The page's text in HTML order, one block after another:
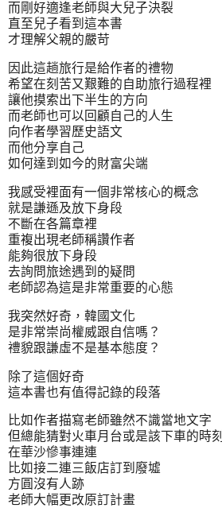
而剛好適逢老師與大兒子決裂
直至兒子看到這本書
才理解父親的嚴苛
因此這趟旅行是給作者的禮物
希望在刻苦又艱難的自助旅行過程裡
讓他摸索出下半生的方向
而老師也可以回顧自己的人生
向作者學習歷史語文
而他分享自己
如何達到如今的財富尖端
我感受裡面有一個非常核心的概念
就是謙遜及放下身段
不斷在各篇章裡
重複出現老師稱讚作者
能夠很放下身段
去詢問旅途遇到的疑問
老師認為這是非常重要的心態
我突然好奇，韓國文化
是非常崇尚權威跟自信嗎？
禮貌跟謙虛不是基本態度？
除了這個好奇
這本書也有值得記錄的段落
比如作者描寫老師雖然不識當地文字
但總能猜對火車月台或是該下車的時刻
在華沙慘事連連
比如接二連三飯店訂到廢墟
方圓沒有人跡
老師大幅更改原訂計畫